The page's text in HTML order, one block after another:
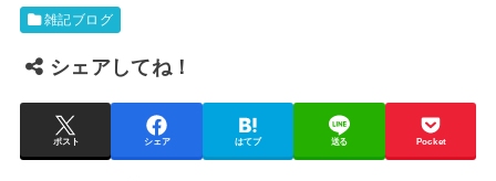
雑記ブログ
シェアしてね！
ポスト シェア はてブ 送る Pocket